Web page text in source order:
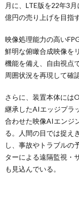
月に、LTE版を22年3
億円の売り上げを目指す
映像処理能力の高い
鮮明な俯瞰合成映像を
機能を備え、自由視点
周囲状況を再現して確
さらに、装置本体には
継承したAIエッジプラ
合わせた映像AIエンジ
る。人間の目では捉え
し、事故やトラブルの
ターによる遠隔監視・
も見込んでいる。